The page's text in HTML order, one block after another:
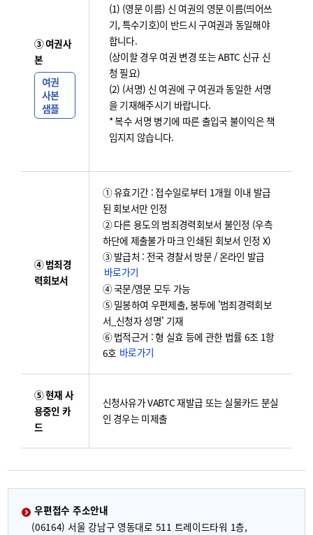
③ 여권사
본
여권
사본
샘플
(1) (영문 이름) 신 여권의 영문 이름(띄어쓰
기, 특수기호)이 반드시 구여권과 동일해야
합니다.
(상이할 경우 여권 변경 또는 ABTC 신규 신
청 필요)
(2) (서명) 신 여권에 구 여권과 동일한 서명
을 기재해주시기 바랍니다.
* 복수 서명 병기에 따른 출입국 불이익은 책
임지지 않습니다.
④ 범죄경
력회보서
① 유효기간 : 접수일로부터 1개월 이내 발급
된 회보서만 인정
② 다른 용도의 범죄경력회보서 불인정 (우측
하단에 제출불가 마크 인쇄된 회보서 인정 X)
③ 발급처 : 전국 경찰서 방문 / 온라인 발급
바로가기
④ 국문/영문 모두 가능
⑤ 밀봉하여 우편제출, 봉투에 '범죄경력회보
서_신청자 성명' 기재
⑥ 법적근거 : 형 실효 등에 관한 법률 6조 1항
6호 바로가기
⑤ 현재 사
용중인 카
드
신청사유가 VABTC 재발급 또는 실물카드 분실
인 경우는 미제출
우편접수 주소안내
(06164) 서울 강남구 영동대로 511 트레이드타워 1층,